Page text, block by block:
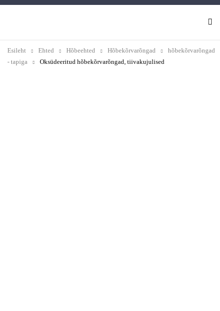
Esileht Ehted Hõbeehted Hõbekõrvarõngad
hõbekõrvarõngad
- tapiga
Oksüdeeritud hõbekõrvarõngad, tiivakujulised